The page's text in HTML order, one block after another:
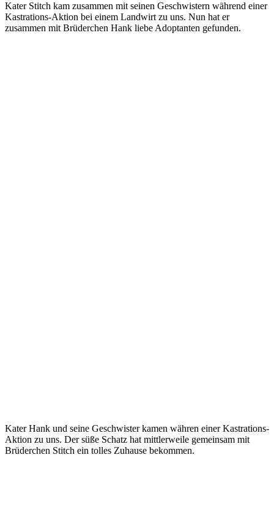
Kater Stitch kam zusammen mit seinen Geschwistern während einer
Kastrations-Aktion bei einem Landwirt zu uns. Nun hat er
zusammen mit Brüderchen Hank liebe Adoptanten gefunden.
Kater Hank und seine Geschwister kamen währen einer Kastrations-
Aktion zu uns. Der süße Schatz hat mittlerweile gemeinsam mit
Brüderchen Stitch ein tolles Zuhause bekommen.